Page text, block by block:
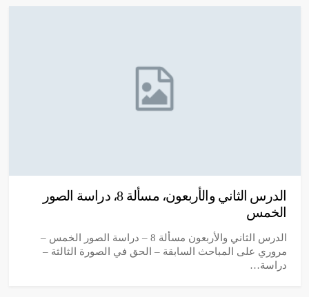
الدرس الثاني والأربعون، مسألة 8، دراسة الصور
الخمس
الدرس الثاني والأربعون مسألة 8 – دراسة الصور الخمس –
مروري على المباحث السابقة – الحق في الصورة الثالثة –
دراسة…